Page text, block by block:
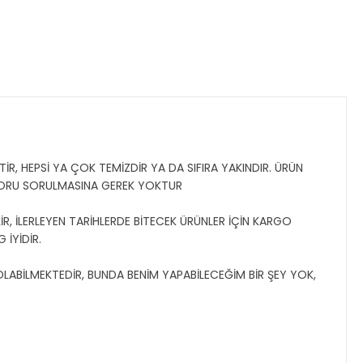
HEPSİ YA ÇOK TEMİZDİR YA DA SIFIRA YAKINDIR. ÜRÜN
SORULMASINA GEREK YOKTUR
TARİHLERDE BİTECEK ÜRÜNLER İÇİN KARGO
İYİDİR.
BUNDA BENİM YAPABİLECEĞİM BİR ŞEY YOK,